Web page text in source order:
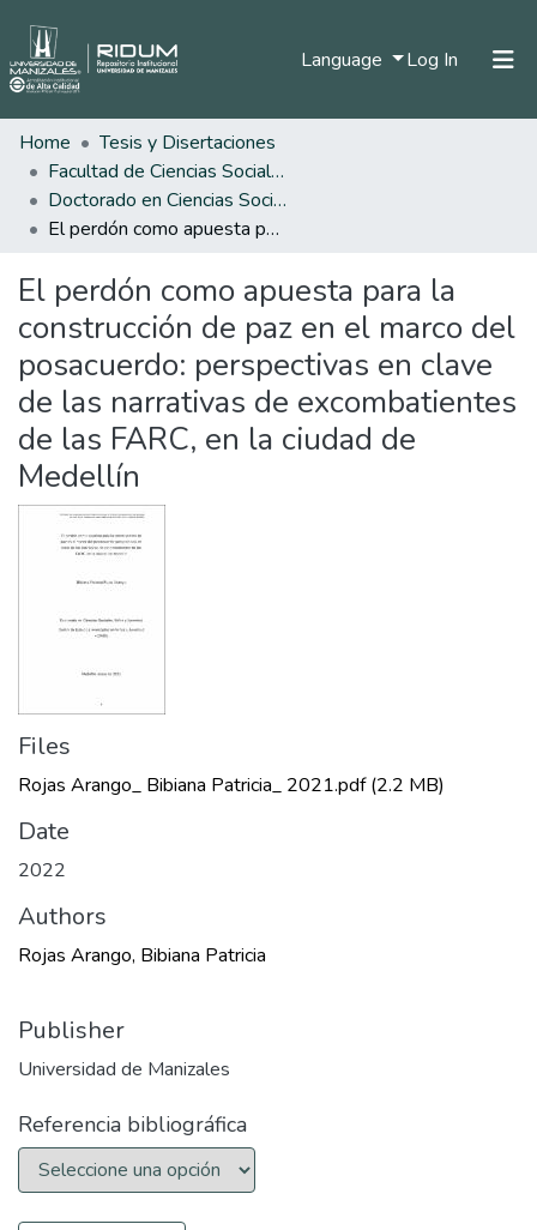
Language Log In (current)
Statistics
Home
Tesis y Disertaciones
Facultad de Ciencias Sociales y Humanas
Doctorado en Ciencias Sociales, Niñez y Juventud
El perdón como apuesta para la construcción de paz en el marco del posacuerdo: perspectivas en clave de las narrativas de excombatientes de las FARC, en la ciudad de Medellín
El perdón como apuesta para la
construcción de paz en el marco del
posacuerdo: perspectivas en clave
de las narrativas de excombatientes
de las FARC, en la ciudad de
Medellín
Files
Rojas Arango_ Bibiana Patricia_ 2021.pdf(2.2 MB)
Date
2022
Authors
Rojas Arango, Bibiana Patricia
Publisher
Universidad de Manizales
Referencia bibliográfica